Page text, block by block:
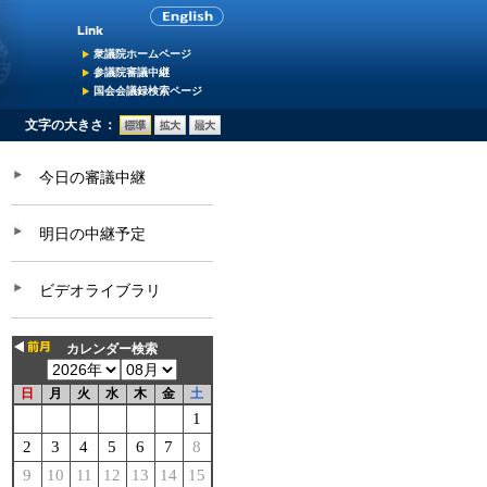
衆議院ホームページ
参議院審議中継
国会会議録検索ページ
文字の大きさ：
今日の審議中継
明日の中継予定
ビデオライブラリ
カレンダー検索
日 月 火 水 木 金 土
1
2
3 4 5 6 7
8
9
10 11 12 13 14
15